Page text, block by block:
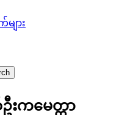
ျား
ကမေတ္တာ